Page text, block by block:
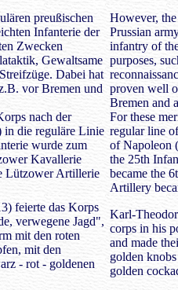
preußischen
Infanterie der
Zwecken
Gewaltsame
Dabei hat
vor Bremen und
nach der
in die reguläre Linie
wurde zum
Kavallerie
Lützower Artillerie
However,
Prussian
infantry of
purposes,
proven well
Bremen and
For these
regular line
of Napoleon
the 25th
became the
Artillery
feierte das Korps
verwegene Jagd",
mit den roten
mit den
- rot - goldenen
Karl-
corps in his
and made
golden
golden